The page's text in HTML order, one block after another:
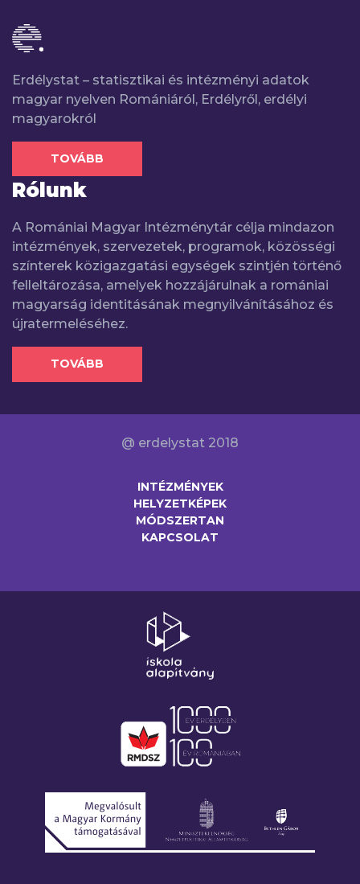
Erdélystat – statisztikai és intézményi adatok
magyar nyelven Romániáról, Erdélyről, erdélyi
magyarokról
TOVÁBB
Rólunk
A Romániai Magyar Intézménytár célja mindazon
intézmények, szervezetek, programok, közösségi
színterek közigazgatási egységek szintjén történő
felleltározása, amelyek hozzájárulnak a romániai
magyarság identitásának megnyilvánításához és
újratermeléséhez.
TOVÁBB
@ erdelystat 2018
INTÉZMÉNYEK
HELYZETKÉPEK
MÓDSZERTAN
KAPCSOLAT